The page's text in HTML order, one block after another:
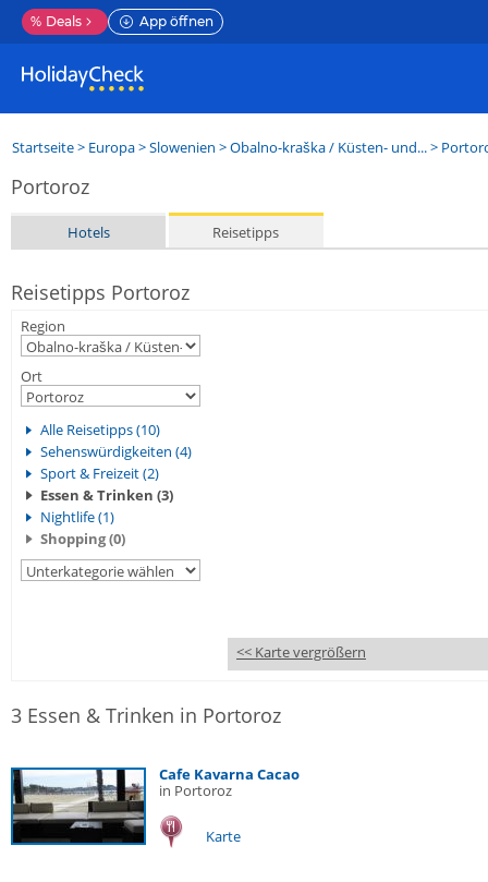
% Deals App öffnen
Startseite> Europa>Slowenien >Obalno-kraška / Küsten- und...>
Portoroz
Hotels Reisetipps
Reisetipps Portoroz
Region
Ort
Alle Reisetipps (10)
Sehenswürdigkeiten (4)
Sport & Freizeit (2)
Essen & Trinken (3)
Nightlife (1)
Shopping (0)
<< Karte vergrößern
3 Essen & Trinken in Portoroz
Cafe Kavarna Cacao
in Portoroz
Karte